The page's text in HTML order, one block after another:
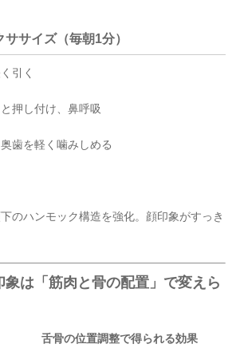
サイズ（毎朝1分）
引く
押し付け、鼻呼吸
歯を軽く噛みしめる
のハンモック構造を強化。顔印象がすっき
は「筋肉と骨の配置」で変えら
舌骨の位置調整で得られる効果